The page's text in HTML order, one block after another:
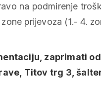
na podmirenje
prijevoza (1.- 4.
zaprimati
Titov trg 3,